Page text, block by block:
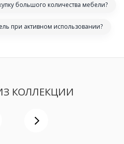
большого количества мебели?
при активном использовании?
КОЛЛЕКЦИИ